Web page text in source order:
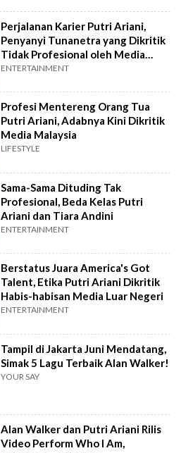
Perjalanan Karier Putri Ariani,
Penyanyi Tunanetra yang Dikritik
Tidak Profesional oleh Media
Malaysia
ENTERTAINMENT
Profesi Mentereng Orang Tua
Putri Ariani, Adabnya Kini Dikritik
Media Malaysia
LIFESTYLE
Sama-Sama Dituding Tak
Profesional, Beda Kelas Putri
Ariani dan Tiara Andini
ENTERTAINMENT
Berstatus Juara America's Got
Talent, Etika Putri Ariani Dikritik
Habis-habisan Media Luar Negeri
ENTERTAINMENT
Tampil di Jakarta Juni Mendatang,
Simak 5 Lagu Terbaik Alan Walker!
YOUR SAY
Alan Walker dan Putri Ariani Rilis
Video Perform Who I Am,